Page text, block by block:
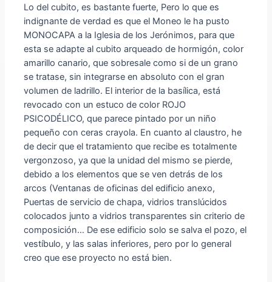
Lo del cubito, es bastante fuerte, Pero lo que es
indignante de verdad es que el Moneo le ha pusto
MONOCAPA a la Iglesia de los Jerónimos, para que
esta se adapte al cubito arqueado de hormigón, color
amarillo canario, que sobresale como si de un grano
se tratase, sin integrarse en absoluto con el gran
volumen de ladrillo. El interior de la basílica, está
revocado con un estuco de color ROJO
PSICODÉLICO, que parece pintado por un niño
pequeño con ceras crayola. En cuanto al claustro, he
de decir que el tratamiento que recibe es totalmente
vergonzoso, ya que la unidad del mismo se pierde,
debido a los elementos que se ven detrás de los
arcos (Ventanas de oficinas del edificio anexo,
Puertas de servicio de chapa, vidrios translúcidos
colocados junto a vidrios transparentes sin criterio de
composición… De ese edificio solo se salva el pozo, el
vestíbulo, y las salas inferiores, pero por lo general
creo que ese proyecto no está bien.